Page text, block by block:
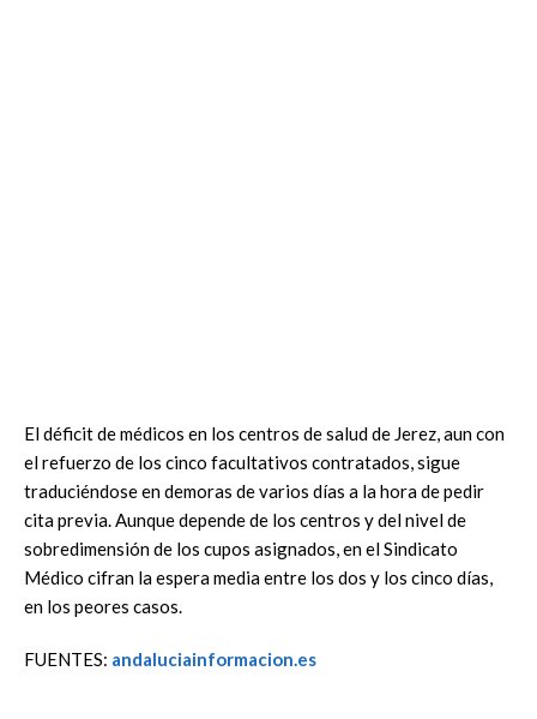
El déficit de médicos en los centros de salud de Jerez, aun con
el refuerzo de los cinco facultativos contratados, sigue
traduciéndose en demoras de varios días a la hora de pedir
cita previa. Aunque depende de los centros y del nivel de
sobredimensión de los cupos asignados, en el Sindicato
Médico cifran la espera media entre los dos y los cinco días,
en los peores casos.
FUENTES: andaluciainformacion.es